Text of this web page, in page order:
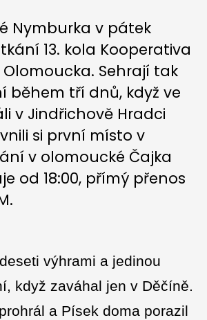
Nymburka v pátek
13. kola Kooperativa
Olomoucka. Sehrají tak
během tří dnů, když ve
v Jindřichově Hradci
si první místo v
v olomoucké Čajka
od 18:00, přímý přenos
výhrami a jedinou
když zaváhal jen v Děčíně.
a Písek doma porazil